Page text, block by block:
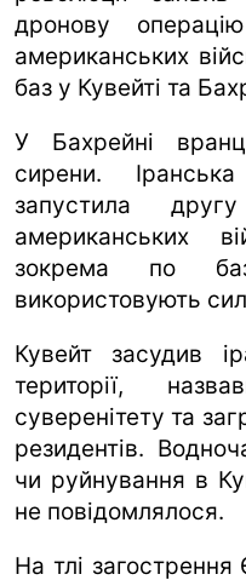
дронову
американських
баз у Кувейті та
У Бахрейні
сирени.
запустила
американських
зокрема по
використовують
Кувейт засудив
території,
суверенітету та
резидентів.
чи руйнування в
не повідомлялося.
На тлі